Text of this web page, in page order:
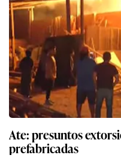
Ate: presuntos
prefabricadas